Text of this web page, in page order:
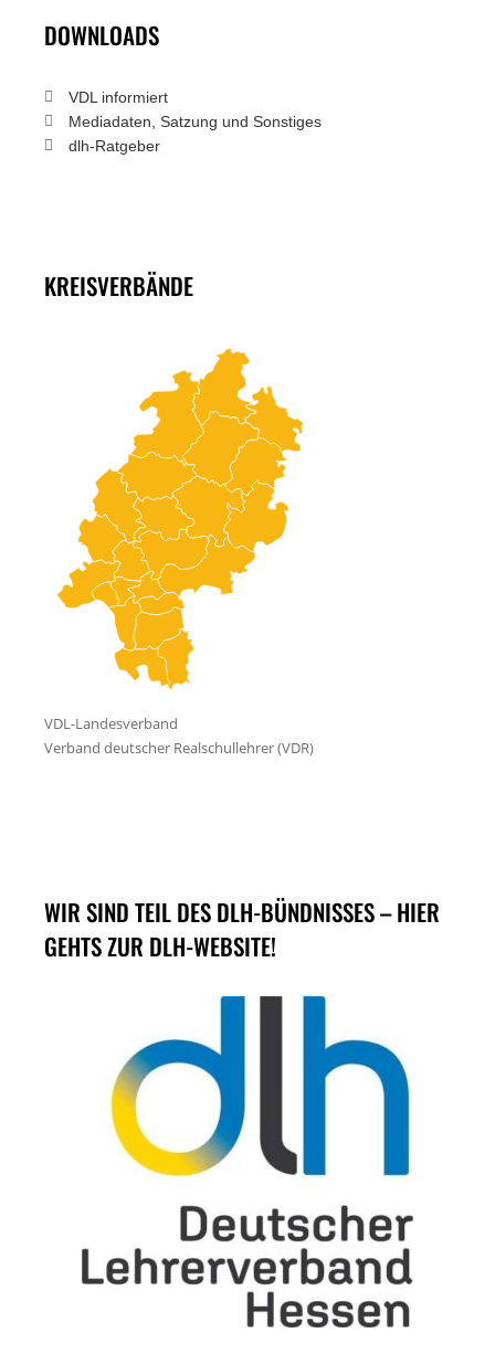
DOWNLOADS
VDL informiert
Mediadaten, Satzung und Sonstiges
dlh-Ratgeber
KREISVERBÄNDE
WIR SIND TEIL DES DLH-BÜNDNISSES – HIER
GEHTS ZUR DLH-WEBSITE!